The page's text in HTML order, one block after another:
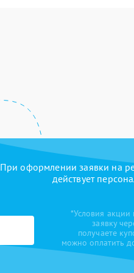
При оформлении заявки на
действует
*Условия акции
заявку
получаете
можно оплатить